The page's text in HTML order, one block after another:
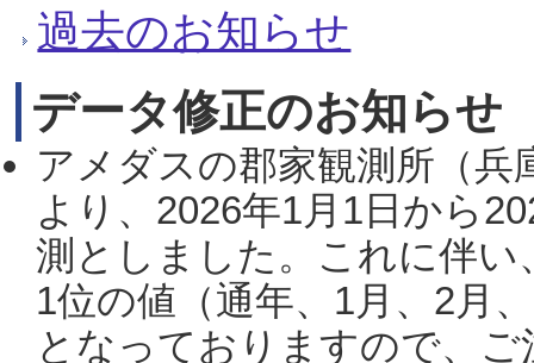
過去のお知らせ
データ修正のお知らせ
アメダスの郡家観測所（
より、2026年1月1日から
測としました。これに伴い
1位の値（通年、1月、2月
となっておりますので、